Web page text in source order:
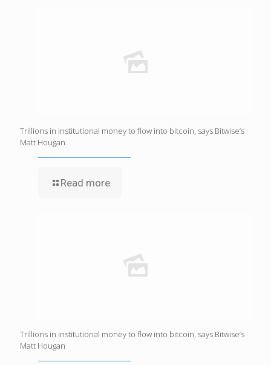
Trillions in institutional money to flow into bitcoin, says Bitwise’s
Matt Hougan
Read more
Trillions in institutional money to flow into bitcoin, says Bitwise’s
Matt Hougan